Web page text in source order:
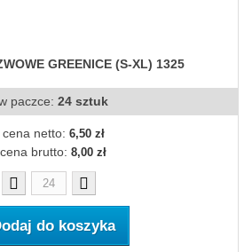
GREENICE (S-XL) 1325
paczce: 24 sztuk
cena netto: 6,50 zł
cena brutto: 8,00 zł
do koszyka